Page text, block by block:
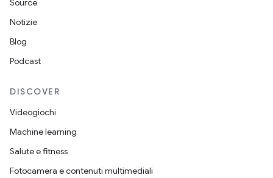
Source
Notizie
Blog
Podcast
DISCOVER
Videogiochi
Machine learning
Salute e fitness
Fotocamera e contenuti multimediali